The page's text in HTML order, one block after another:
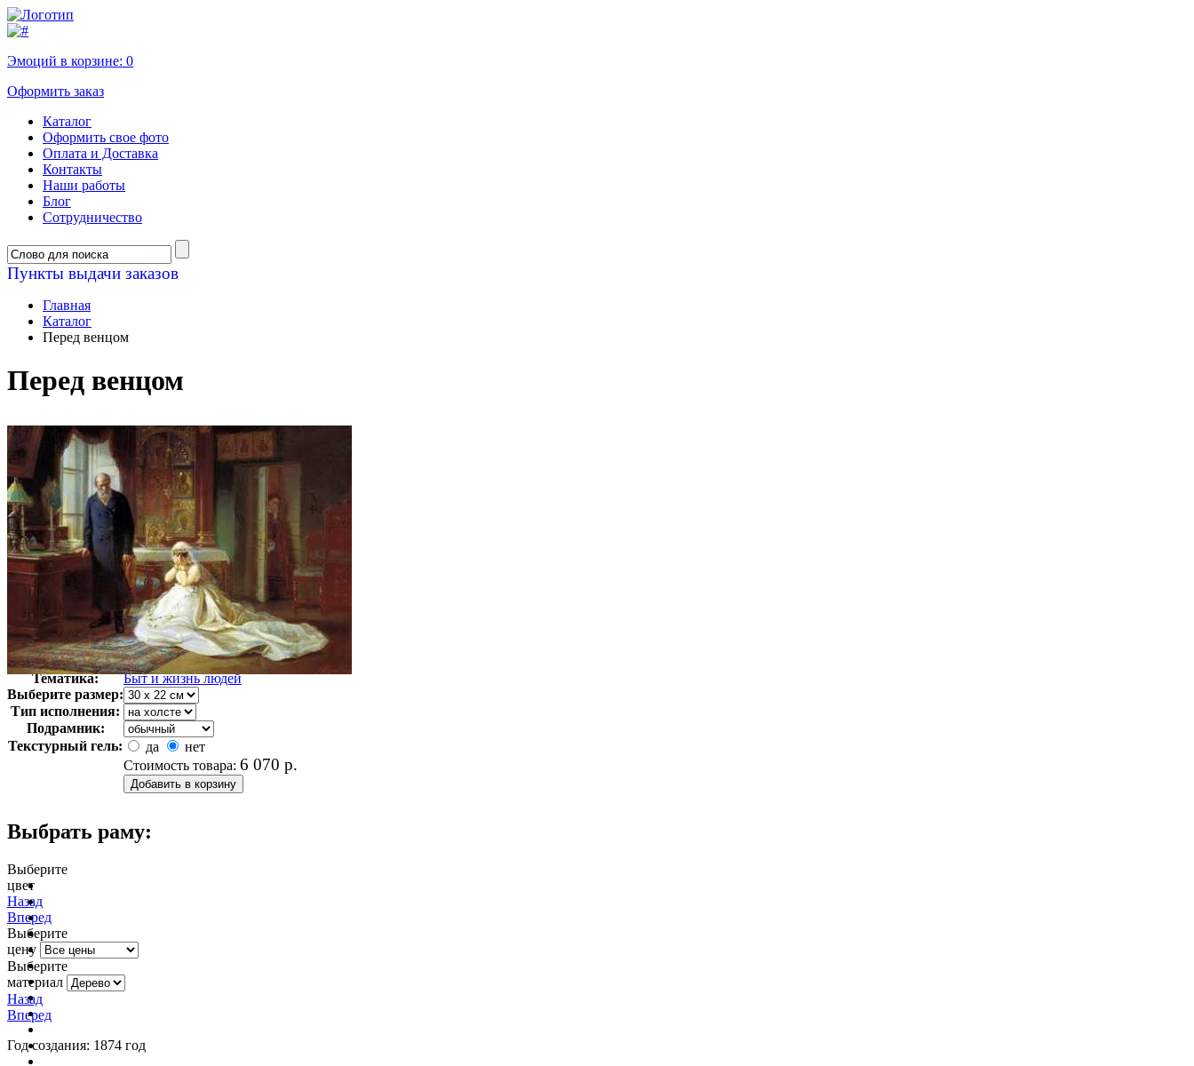
Эмоций в корзине: 0
Оформить заказ
Каталог
Оформить свое фото
Оплата и Доставка
Контакты
Наши работы
Блог
Сотрудничество
Пункты выдачи заказов
Главная
Каталог
Перед венцом
Перед венцом
Автор:
Журавлев Фирс
Арт-стиль
Русская живопись XIX века
Тематика:
Быт и жизнь людей
Выберите размер:
Тип исполнения:
Подрамник:
Текстурный гель:
да
нет
Стоимость товара: 6 070 р.
Выбрать раму:
Выберите
цвет
Назад
Вперед
Выберите
цену
Выберите
материал
Назад
Вперед
Год создания: 1874 год